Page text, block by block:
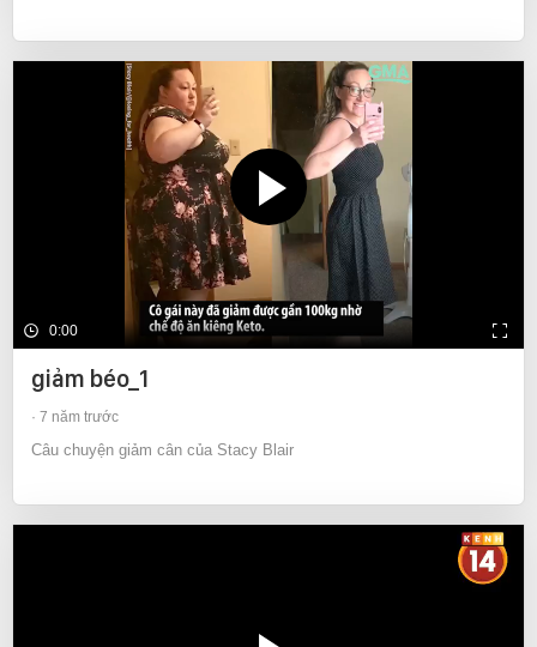
0:00
giảm béo_1
7 năm trước
Câu chuyện giảm cân của Stacy Blair